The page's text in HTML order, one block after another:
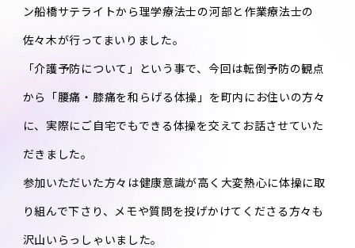
ン船橋サテライトから理学療法士の河部と作業療法士の
佐々木が行ってまいりました。
「介護予防について」という事で、今回は転倒予防の観点
から「腰痛・膝痛を和らげる体操」を町内にお住いの方々
に、実際にご自宅でもできる体操を交えてお話させていた
だきました。
参加いただいた方々は健康意識が高く大変熱心に体操に取
り組んで下さり、メモや質問を投げかけてくださる方々も
沢山いらっしゃいました。